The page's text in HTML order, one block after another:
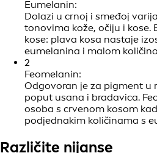
Eumelanin:
Dolazi u crnoj i smeđoj
tonovima kože, očiju i kose.
kose: plava kosa nastaje
eumelanina i malom
2
Feomelanin:
Odgovoran je za pigment u
poput usana i bradavica.
osoba s crvenom kosom
podjednakim količinama s
Različite nijanse